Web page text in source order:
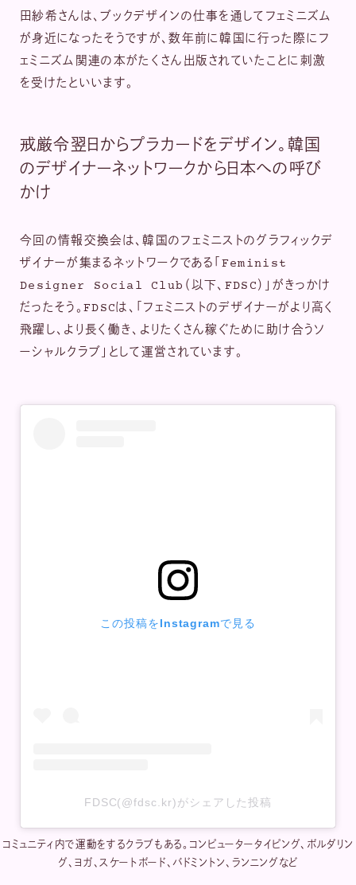
田紗希さんは、ブックデザインの仕事を通してフェミニズム
が身近になったそうですが、数年前に韓国に行った際にフ
ェミニズム関連の本がたくさん出版されていたことに刺激
を受けたといいます。
戒厳令翌日からプラカードをデザイン。韓国
のデザイナーネットワークから日本への呼び
かけ
今回の情報交換会は、韓国のフェミニストのグラフィックデ
ザイナーが集まるネットワークである「Feminist
Designer Social Club（以下、FDSC）」がきっかけ
だったそう。FDSCは、「フェミニストのデザイナーがより高く
飛躍し、より長く働き、よりたくさん稼ぐために助け合うソ
ーシャルクラブ」として運営されています。
この投稿をInstagramで見る
FDSC(@fdsc.kr)がシェアした投稿
コミュニティ内で運動をするクラブもある。コンピュータータイピング、ボルダリン
グ、ヨガ、スケートボード、バドミントン、ランニングなど